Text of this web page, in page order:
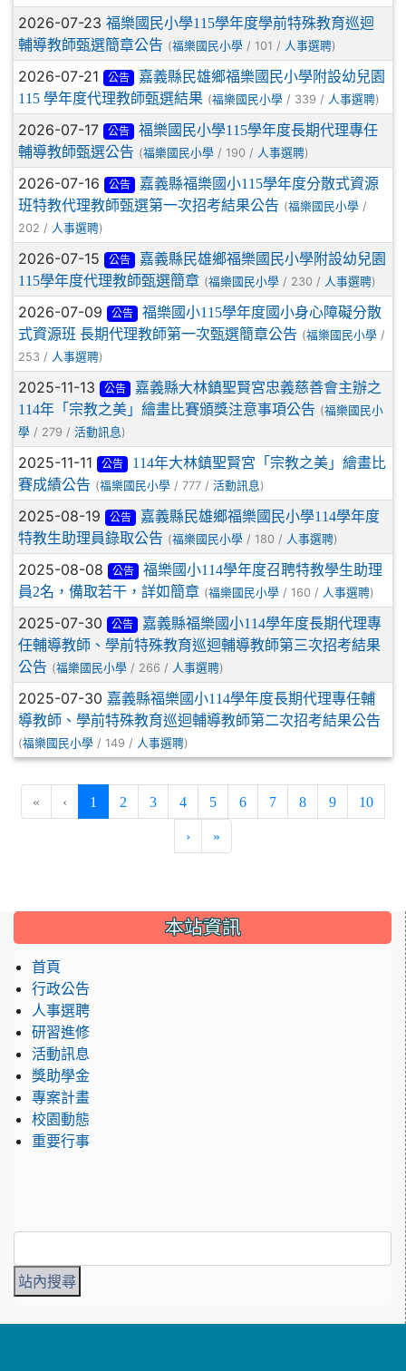
2026-07-23 福樂國民小學115學年度學前特殊教育巡迴
輔導教師甄選簡章公告 (福樂國民小學 / 101 / 人事選聘)
2026-07-21 公告
嘉義縣民雄鄉福樂國民小學附設幼兒園
115 學年度代理教師甄選結果 (福樂國民小學 / 339 / 人事選聘)
2026-07-17 公告
福樂國民小學115學年度長期代理專任
輔導教師甄選公告 (福樂國民小學 / 190 / 人事選聘)
2026-07-16 公告
嘉義縣福樂國小115學年度分散式資源
班特教代理教師甄選第一次招考結果公告 (福樂國民小學 /
202 / 人事選聘)
2026-07-15 公告
嘉義縣民雄鄉福樂國民小學附設幼兒園
115學年度代理教師甄選簡章 (福樂國民小學 / 230 / 人事選聘)
2026-07-09 公告
福樂國小115學年度國小身心障礙分散
式資源班 長期代理教師第一次甄選簡章公告 (福樂國民小學 /
253 / 人事選聘)
2025-11-13 公告
嘉義縣大林鎮聖賢宮忠義慈善會主辦之
114年「宗教之美」繪畫比賽頒獎注意事項公告 (福樂國民小
學 / 279 / 活動訊息 )
2025-11-11 公告
114年大林鎮聖賢宮「宗教之美」繪畫比
賽成績公告 (福樂國民小學 / 777 / 活動訊息 )
2025-08-19 公告
嘉義縣民雄鄉福樂國民小學114學年度
特教生助理員錄取公告 (福樂國民小學 / 180 / 人事選聘)
2025-08-08 公告
福樂國小114學年度召聘特教學生助理
員2名，備取若干，詳如簡章 (福樂國民小學 / 160 / 人事選聘)
2025-07-30 公告
嘉義縣福樂國小114學年度長期代理專
任輔導教師、學前特殊教育巡迴輔導教師第三次招考結果
公告 (福樂國民小學 / 266 / 人事選聘)
2025-07-30 嘉義縣福樂國小114學年度長期代理專任輔
導教師、學前特殊教育巡迴輔導教師第二次招考結果公告
(福樂國民小學 / 149 / 人事選聘)
« ‹ 1 (current)
2 3 4 5 6 7 8 9 10
› »
::: 本站資訊
首頁
行政公告
人事選聘
研習進修
活動訊息
獎助學金
專案計畫
校園動態
重要行事